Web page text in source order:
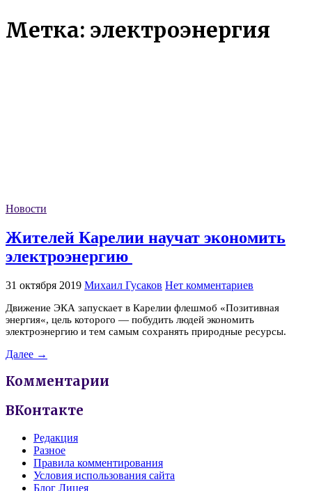
Метка: электроэнергия
Новости
Жителей Карелии научат экономить
электроэнергию
31 октября 2019 Михаил Гусаков Нет комментариев
Движение ЭКА запускает в Карелии флешмоб «Позитивная
энергия«, цель которого — побудить людей экономить
электроэнергию и тем самым сохранять природные ресурсы.
Далее →
Комментарии
ВКонтакте
Редакция
Разное
Правила комментирования
Условия использования сайта
Блог Лицея